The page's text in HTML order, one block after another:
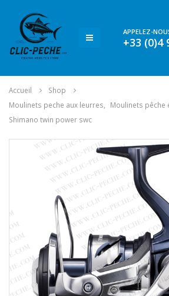
APPELEZ-
+33 (0)4
Accueil
Shop
Moulinets peche aux leurres
Moulinets pêche
Shimano twin power swc